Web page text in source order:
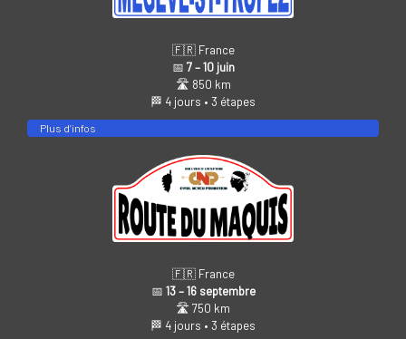
🇫🇷 France
📅 7 – 10 juin
🛣️ 850 km
🏁 4 jours • 3 étapes
Plus d’infos
🇫🇷 France
📅 13 – 16 septembre
🛣️ 750 km
🏁 4 jours • 3 étapes